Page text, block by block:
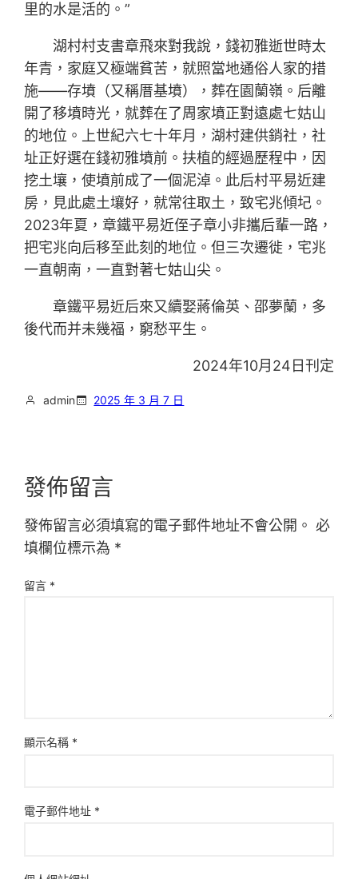
里的水是活的。”
湖村村支書章飛來對我說，錢初雅逝世時太
年青，家庭又極端貧苦，就照當地通俗人家的措
施——存墳（又稱厝基墳），葬在園蘭嶺。后離
開了移墳時光，就葬在了周家墳正對遠處七姑山
的地位。上世紀六七十年月，湖村建供銷社，社
址正好選在錢初雅墳前。扶植的經過歷程中，因
挖土壤，使墳前成了一個泥淖。此后村平易近建
房，見此處土壤好，就常往取土，致宅兆傾圮。
2023年夏，章鐵平易近侄子章小非攜后輩一路，
把宅兆向后移至此刻的地位。但三次遷徙，宅兆
一直朝南，一直對著七姑山尖。
章鐵平易近后來又續娶蔣倫英、邵夢蘭，多
後代而并未幾福，窮愁平生。
2024年10月24日刊定
admin 2025 年 3 月 7 日
發佈留言
發佈留言必須填寫的電子郵件地址不會公開。 必
填欄位標示為 *
留言 *
顯示名稱 *
電子郵件地址 *